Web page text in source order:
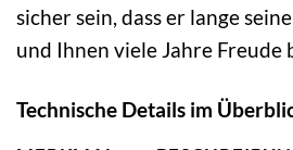
sicher sein, dass er lange
und Ihnen viele Jahre Freude
Technische Details im